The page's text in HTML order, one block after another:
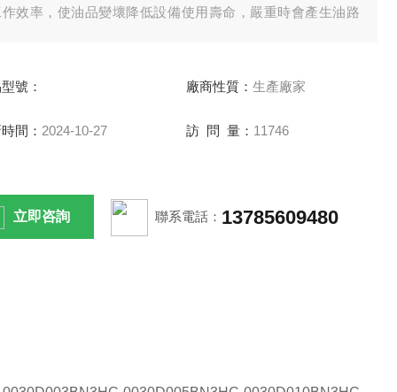
效率，使油品變壞降低設備使用壽命，嚴重時會產生油路
號： 廠商性質： 生產廠家
間： 2024-10-27 訪 問 量： 11746
立即咨詢 聯系電話： 13785609480